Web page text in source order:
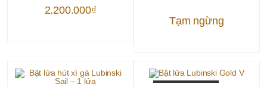
2.200.000₫
Tạm ngừng